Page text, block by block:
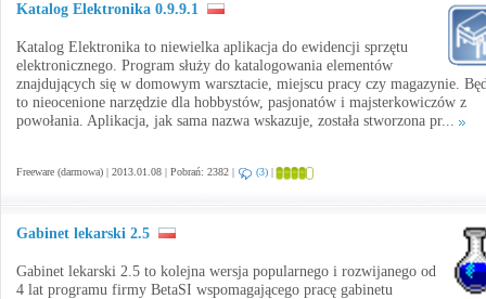
Katalog Elektronika 0.9.9.1
Katalog Elektronika to niewielka aplikacja do ewidencji sprzętu
elektronicznego. Program służy do katalogowania elementów
znajdujących się w domowym warsztacie, miejscu pracy czy magazynie.
to nieocenione narzędzie dla hobbystów, pasjonatów i majsterkowiczów z
powołania. Aplikacja, jak sama nazwa wskazuje, została stworzona pr...
Freeware (darmowa) | 2013.01.08 | Pobrań: 2382 | (3) |
Gabinet lekarski 2.5
Gabinet lekarski 2.5 to kolejna wersja popularnego i rozwijanego od
4 lat programu firmy BetaSI wspomagającego pracę gabinetu